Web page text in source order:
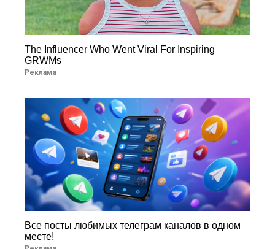
The Influencer Who Went Viral For Inspiring
GRWMs
Реклама
Все посты любимых телеграм каналов в одном
месте!